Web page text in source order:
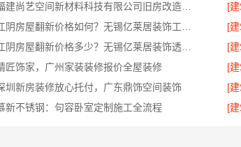
[
[
[
匠饰家，广州家装装修报价全屋装修 [
圳新房装修放心托付，广东鼎饰空间装饰 [
新不锈钢：句容卧室定制施工全流程 [